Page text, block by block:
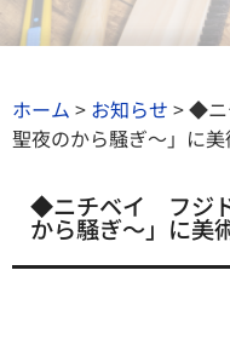
ホーム > お知らせ >◆ニ
聖夜のから騒ぎ〜」に
◆ニチベイ フジド
から騒ぎ〜」に美